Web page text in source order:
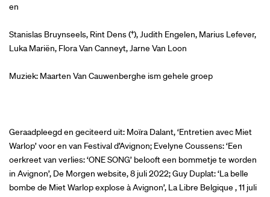
en
Stanislas Bruynseels, Rint Dens (†), Judith Engelen, Marius Lefever,
Luka Mariën, Flora Van Canneyt, Jarne Van Loon
Muziek: Maarten Van Cauwenberghe ism gehele groep
Geraadpleegd en geciteerd uit: Moïra Dalant, ‘Entretien avec Miet
Warlop’ voor en van Festival d’Avignon; Evelyne Coussens: ‘Een
oerkreet van verlies: ‘ONE SONG’ belooft een bommetje te worden
in Avignon’, De Morgen website, 8 juli 2022; Guy Duplat: ‘La belle
bombe de Miet Warlop explose à Avignon’, La Libre Belgique , 11 juli